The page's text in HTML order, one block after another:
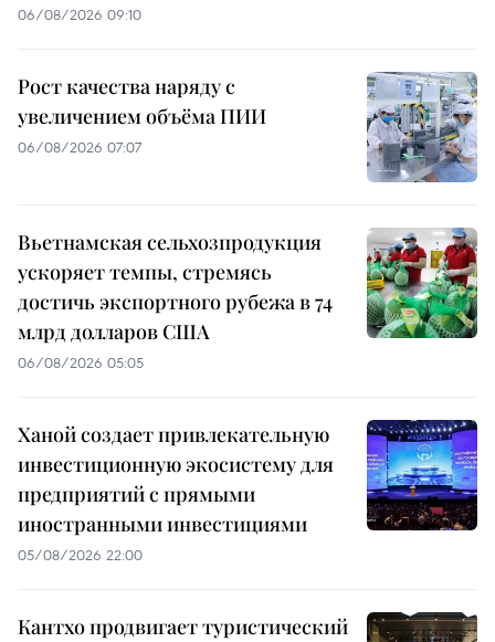
06/08/2026 09:10
Рост качества наряду с
увеличением объёма ПИИ
06/08/2026 07:07
Вьетнамская сельхозпродукция
ускоряет темпы, стремясь
достичь экспортного рубежа в 74
млрд долларов США
06/08/2026 05:05
Ханой создает привлекательную
инвестиционную экосистему для
предприятий с прямыми
иностранными инвестициями
05/08/2026 22:00
Кантхо продвигает туристический